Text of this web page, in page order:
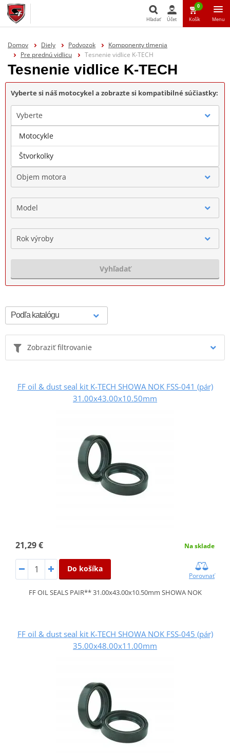
Hľadať Účet
0
Košík Menu
Domov Diely Podvozok
Komponenty tlmenia
Pre prednú vidlicu
Tesnenie vidlice K-TECH
Tesnenie vidlice K-TECH
Vyberte si náš motocykel a zobrazte si kompatibilné súčiastky:
Vyberte
Značka
Objem motora
Model
Rok výroby
Vyhľadať
Zobraziť filtrovanie
FF oil & dust seal kit K-TECH SHOWA NOK FSS-041 (pár)
31.00x43.00x10.50mm
21,29 € Na sklade
Do košíka
Porovnať
FF OIL SEALS PAIR** 31.00x43.00x10.50mm SHOWA NOK
FF oil & dust seal kit K-TECH SHOWA NOK FSS-045 (pár)
35.00x48.00x11.00mm
Motocykle
Štvorkolky